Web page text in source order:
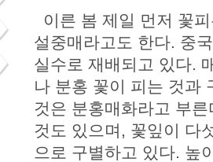
이른 봄 제일 먼저 꽃
설중매라고도 한다. 중
실수로 재배되고 있다.
나 분홍 꽃이 피는 것과
것은 분홍매화라고 부
것도 있으며, 꽃잎이 다
으로 구별하고 있다. 높